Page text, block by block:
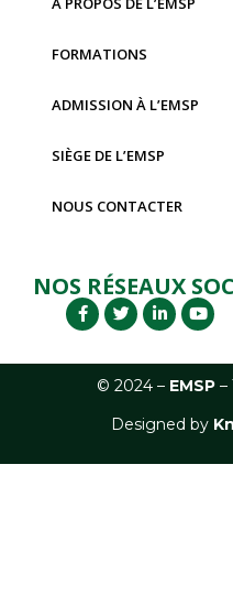
FORMATIONS
ADMISSION À L’EMSP
SIÈGE DE L’EMSP
NOUS CONTACTER
NOS RÉSEAUX
© 2024 – EMSP–
Designed by